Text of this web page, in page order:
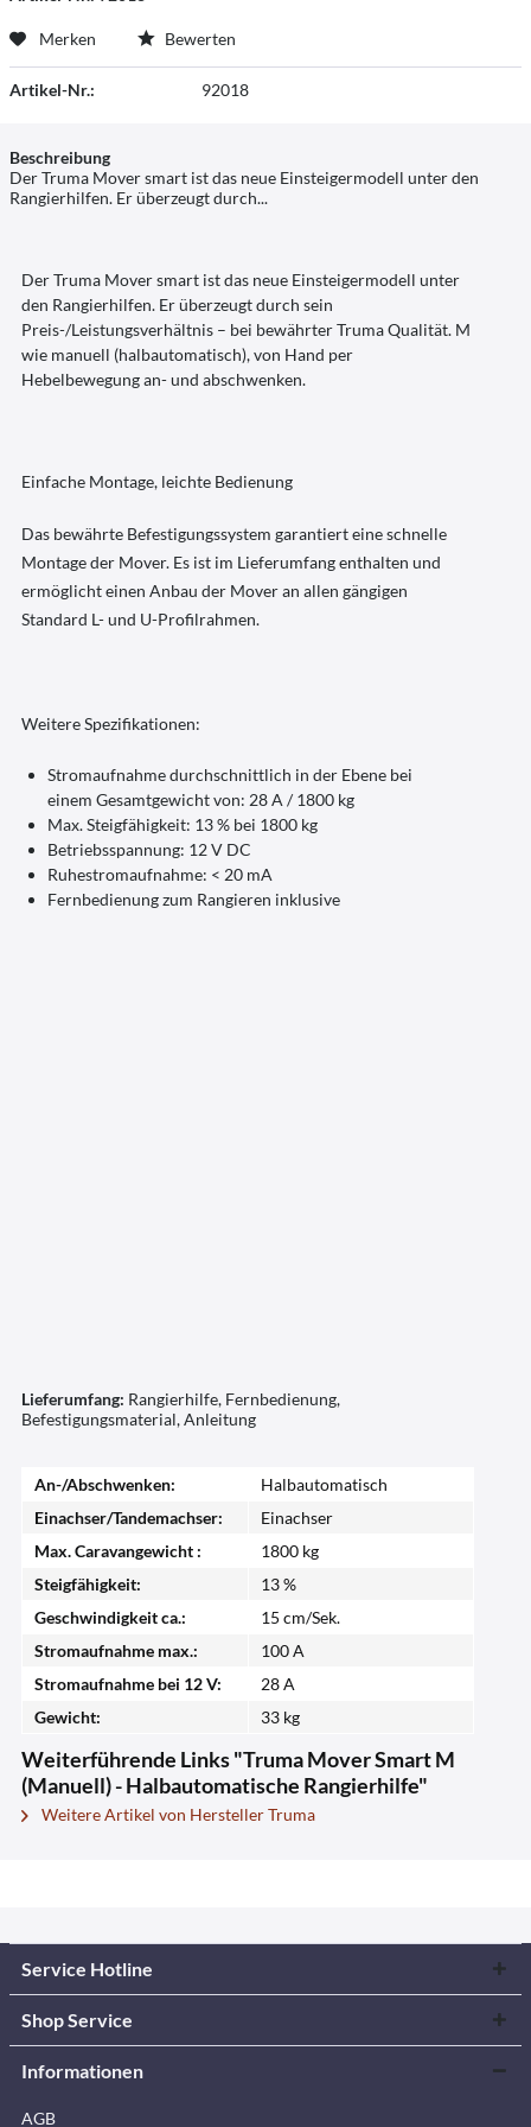
Merken Bewerten
Artikel-Nr.: 92018
Beschreibung
Der Truma Mover smart ist das neue Einsteigermodell unter den
Rangierhilfen. Er überzeugt durch...
Der Truma Mover smart ist das neue Einsteigermodell unter
den Rangierhilfen. Er überzeugt durch sein
Preis-/Leistungsverhältnis – bei bewährter Truma Qualität. M
wie manuell (halbautomatisch), von Hand per
Hebelbewegung an- und abschwenken.
Einfache Montage, leichte Bedienung
Das bewährte Befestigungssystem garantiert eine schnelle
Montage der Mover. Es ist im Lieferumfang enthalten und
ermöglicht einen Anbau der Mover an allen gängigen
Standard L- und U-Profilrahmen.
Weitere Spezifikationen:
Stromaufnahme durchschnittlich in der Ebene bei
einem Gesamtgewicht von: 28 A / 1800 kg
Max. Steigfähigkeit: 13 % bei 1800 kg
Betriebsspannung: 12 V DC
Ruhestromaufnahme: < 20 mA
Fernbedienung zum Rangieren inklusive
Lieferumfang: Rangierhilfe, Fernbedienung,
Befestigungsmaterial, Anleitung
An-/Abschwenken:
Halbautomatisch
Einachser/Tandemachser:
Einachser
Max. Caravangewicht :
1800 kg
Steigfähigkeit:
13 %
Geschwindigkeit ca.:
15 cm/Sek.
Stromaufnahme max.:
100 A
Stromaufnahme bei 12 V:
28 A
Gewicht:
33 kg
Weiterführende Links "Truma Mover Smart M
(Manuell) - Halbautomatische Rangierhilfe"
Weitere Artikel von Hersteller Truma
Service Hotline
Shop Service
Informationen
AGB